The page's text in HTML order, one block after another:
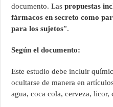
documento. Laspropuestas
fármacos en secreto como
para los sujetos”.
Según el documento:
Este estudio debe incluir
ocultarse de manera en
agua, coca cola, cerveza, licor,